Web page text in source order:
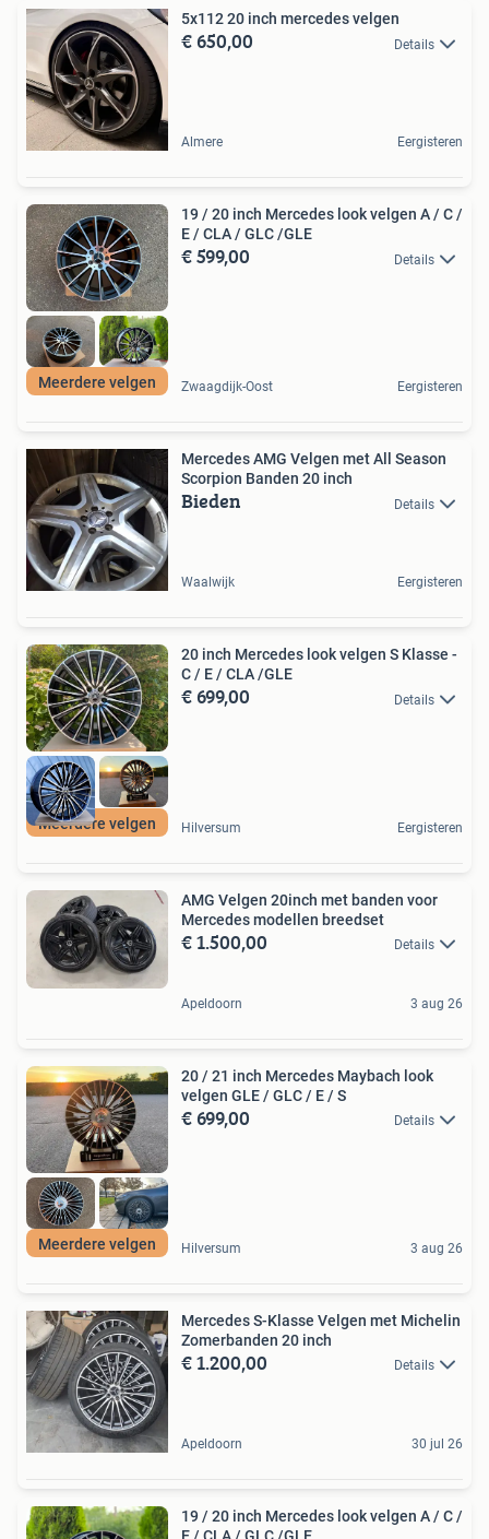
5x112 20 inch mercedes velgen
€ 650,00 Details
Almere Eergisteren
Meerdere velgen
19 / 20 inch Mercedes look velgen A / C /
E / CLA / GLC /GLE
€ 599,00 Details
Zwaagdijk-Oost Eergisteren
Mercedes AMG Velgen met All Season
Scorpion Banden 20 inch
Bieden Details
Waalwijk Eergisteren
Meerdere velgen
20 inch Mercedes look velgen S Klasse -
C / E / CLA /GLE
€ 699,00 Details
Hilversum Eergisteren
AMG Velgen 20inch met banden voor
Mercedes modellen breedset
€ 1.500,00 Details
Apeldoorn 3 aug 26
Meerdere velgen
20 / 21 inch Mercedes Maybach look
velgen GLE / GLC / E / S
€ 699,00 Details
Hilversum 3 aug 26
Mercedes S-Klasse Velgen met Michelin
Zomerbanden 20 inch
€ 1.200,00 Details
Apeldoorn 30 jul 26
19 / 20 inch Mercedes look velgen A / C /